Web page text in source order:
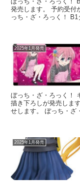
発売します。 予約受付が始まっていますので、お知らせします。 ぼ
っち・ざ・ろっく！ B1
2025年1月発売
ぼっち・ざ・ろっく！
描き下ろしが発売します。 予約受付が始まっていますの
せします。 ぼっち・ざ
2025年1月発売